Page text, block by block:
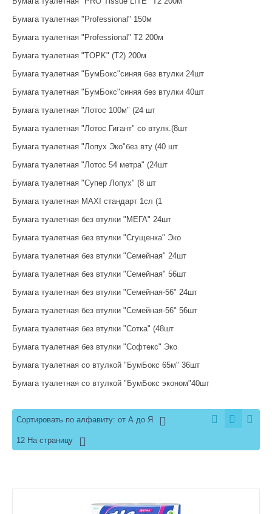
Бумага туалетная "Professional" 150м
Бумага туалетная "Professional" Т2 200м
Бумага туалетная "TOPK" (Т2) 200м
Бумага туалетная "БумБокс"синяя без втулки 24шт
Бумага туалетная "БумБокс"синяя без втулки 40шт
Бумага туалетная "Лотос 100м" (24 шт
Бумага туалетная "Лотос Гигант" со втулк.(8шт
Бумага туалетная "Лопух Эко"без вту (40 шт
Бумага туалетная "Лотос 54 метра" (24шт
Бумага туалетная "Супер Лопух" (8 шт
Бумага туалетная MAXI стандарт 1сл (1
Бумага туалетная без втулки "МЕГА" 24шт
Бумага туалетная без втулки "Сгущенка" Эко
Бумага туалетная без втулки "Семейная" 24шт
Бумага туалетная без втулки "Семейная" 56шт
Бумага туалетная без втулки "Семейная-56" 24шт
Бумага туалетная без втулки "Семейная-56" 56шт
Бумага туалетная без втулки "Сотка" (48шт
Бумага туалетная без втулки "Софтекс" Эко
Бумага туалетная со втулкой "БумБокс 65м" 36шт
Бумага туалетная со втулкой "БумБокс эконом"40шт
Сортировать по алфавиту: от А до Я
12 На страницу